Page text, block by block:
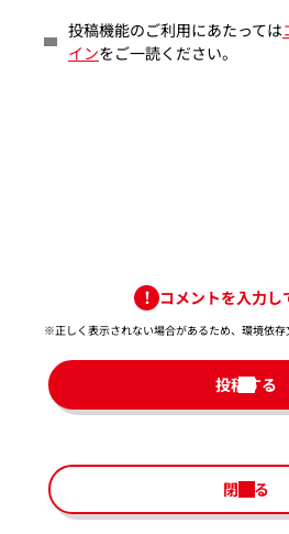
投稿機能のご利用にあたっては
インをご一読ください。
コメントを入力し
※正しく表示されない場合があるため、環境依存
投稿する
閉じる